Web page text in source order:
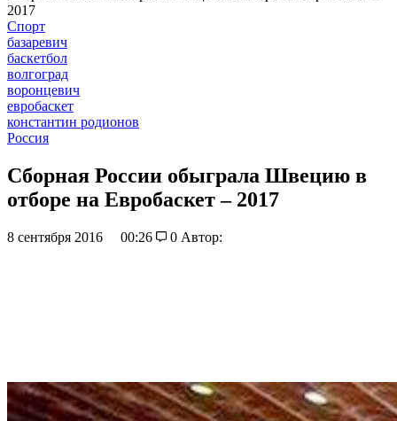
2017
Спорт
базаревич
баскетбол
волгоград
воронцевич
евробаскет
константин родионов
Россия
Сборная России обыграла Швецию в
отборе на Евробаскет – 2017
8 сентября 2016 00:26 0 Автор: